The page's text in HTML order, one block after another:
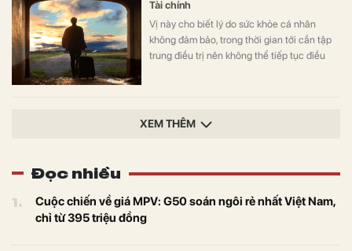
Tài chính
Vị này cho biết lý do sức khỏe cá nhân
không đảm bảo, trong thời gian tới cần tập
trung điều trị nên không thể tiếp tục điều
XEM THÊM
Đọc nhiều
1.
Cuộc chiến về giá MPV: G50 soán ngôi rẻ nhất Việt Nam,
chỉ từ 395 triệu đồng